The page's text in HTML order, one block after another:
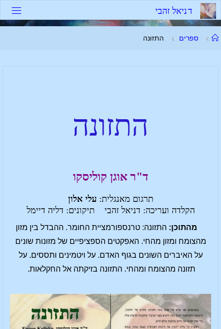
דניאל זהבי
ספרים התזונה
התזונה
ד"ר אוגן קוליסקו
תרגום מאנגלית: עלי אלון
הקלדה ועריכה: דניאל זהבי תיקונים: דליה דיימל
מהתוכן: התזונה: טרנספורמציית החומר. ההבדל בין מזון
מהצומח ומזון מהחי. האפקטים הספציפיים של מזונות שונים
על האיברים השונים בגוף האדם. על ויטמינים ותססים. על
תזונה מהצומח ומהחי. התזונה בזיקתה אל החקלאות.